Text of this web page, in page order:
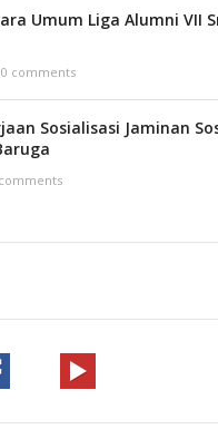
Umum Liga Alumni VII
0 comments
Sosialisasi Jaminan